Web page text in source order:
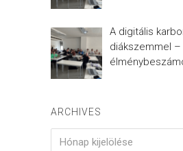
A digitális
diákszemmel –
ARCHIVES
Hónap kijelölése